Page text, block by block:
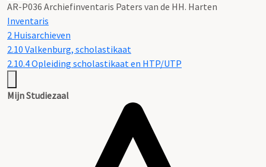
AR-P036 Archiefinventaris Paters van de HH. Harten
Inventaris
2 Huisarchieven
2.10 Valkenburg, scholastikaat
2.10.4 Opleiding scholastikaat en HTP/UTP
Mijn Studiezaal